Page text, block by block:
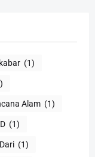
(1)
Alam (1)
(1)
Dari (1)